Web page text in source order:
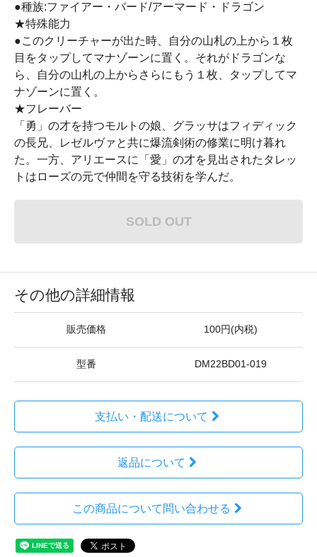
●種族:ファイアー・バード/アーマード・ドラゴン
★特殊能力
●このクリーチャーが出た時、自分の山札の上から１枚
目をタップしてマナゾーンに置く。それがドラゴンな
ら、自分の山札の上からさらにもう１枚、タップしてマ
ナゾーンに置く。
★フレーバー
「勇」の才を持つモルトの娘、グラッサはフィディック
の長兄、レゼルヴァと共に爆流剣術の修業に明け暮れ
た。一方、アリエースに「愛」の才を見出されたタレッ
トはローズの元で仲間を守る技術を学んだ。
SOLD OUT
その他の詳細情報
販売価格 100円(内税)
型番 DM22BD01-019
支払い・配送について
返品について
この商品について問い合わせる